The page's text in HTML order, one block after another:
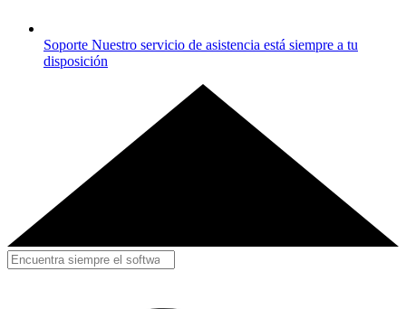
Soporte Nuestro servicio de asistencia está siempre a tu
disposición